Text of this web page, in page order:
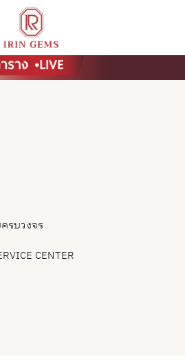
รบวงจร
CENTER